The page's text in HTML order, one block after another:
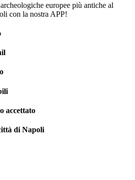
europee più antiche al
con la nostra APP!
accettato
di Napoli